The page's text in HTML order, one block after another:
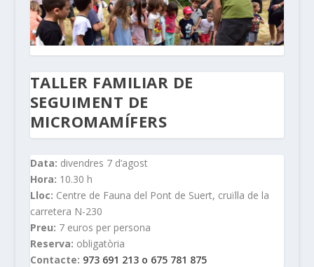
TALLER FAMILIAR DE
SEGUIMENT DE
MICROMAMÍFERS
Data: divendres 7 d’agost
Hora: 10.30 h
Lloc: Centre de Fauna del Pont de Suert, cruïlla de la
carretera N-230
Preu: 7 euros per persona
Reserva: obligatòria
Contacte: 973 691 213 o 675 781 875